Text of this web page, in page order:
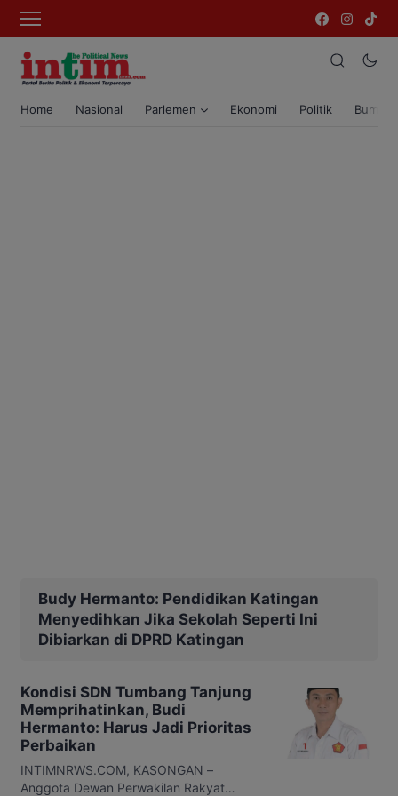
Home Nasional Parlemen Ekonomi Politik Bumi
Budy Hermanto: Pendidikan Katingan
Menyedihkan Jika Sekolah Seperti Ini
Dibiarkan di DPRD Katingan
Kondisi SDN Tumbang Tanjung
Memprihatinkan, Budi
Hermanto: Harus Jadi Prioritas
Perbaikan
INTIMNRWS.COM, KASONGAN –
Anggota Dewan Perwakilan Rakyat